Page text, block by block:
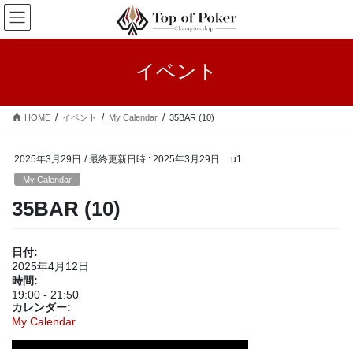
コ
ン
テ
ス
ナ
ビ
ゲ
ン
イベント
HOME イベント My Calendar 35BAR (10)
2025年3月29日 / 最終更新日時 : 2025年3月29日 u1
My Calendar
35BAR (10)
日付:
2025年4月12日
時間:
19:00 - 21:50
カレンダー:
My Calendar